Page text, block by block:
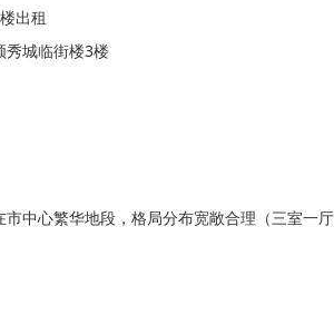
出租
城临街楼3楼
心繁华地段，格局分布宽敞合理（三室一